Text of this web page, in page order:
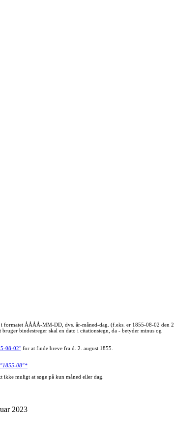
i formatet ÅÅÅÅ-MM-DD, dvs. år-måned-dag. (f.eks. er 1855-08-02 den 2.
bindestreger skal en dato i citationstegn, da - betyder minus og
08-02"for at finde breve fra d. 2. august 1855.
08"*
ikke muligt at søge på kun måned eller dag.
2023